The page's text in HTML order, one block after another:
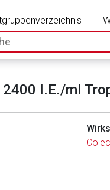
I.E./ml